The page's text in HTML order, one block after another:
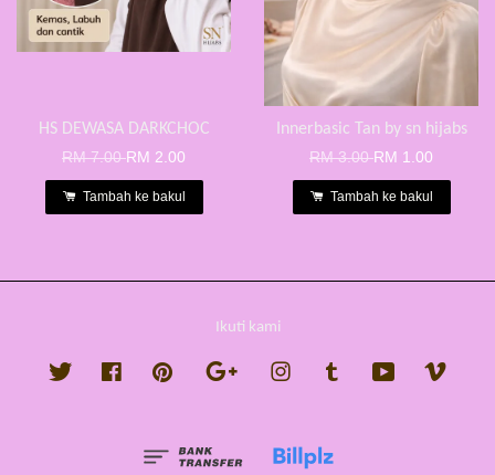
HS DEWASA DARKCHOC
RM 7.00RM 2.00
Tambah ke bakul
Innerbasic Tan by sn hijabs
RM 3.00RM 1.00
Tambah ke bakul
Ikuti kami
Twitter FacebookPinterest Google InstagramTumblr YouTube